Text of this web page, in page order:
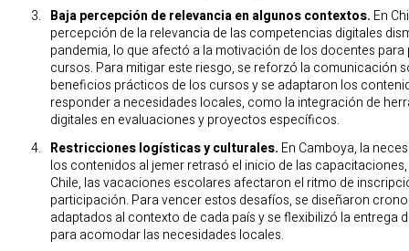
Baja percepción de relevancia en algunos contextos. En
percepción de la relevancia de las competencias digitales
pandemia, lo que afectó a la motivación de los docentes
cursos. Para mitigar este riesgo, se reforzó la comunicación
beneficios prácticos de los cursos y se adaptaron los
responder a necesidades locales, como la integración de
digitales en evaluaciones y proyectos específicos.
Restricciones logísticas y culturales. En Camboya, la
los contenidos al jemer retrasó el inicio de las
Chile, las vacaciones escolares afectaron el ritmo de
participación. Para vencer estos desafíos, se diseñaron
adaptados al contexto de cada país y se flexibilizó la entrega
para acomodar las necesidades locales.